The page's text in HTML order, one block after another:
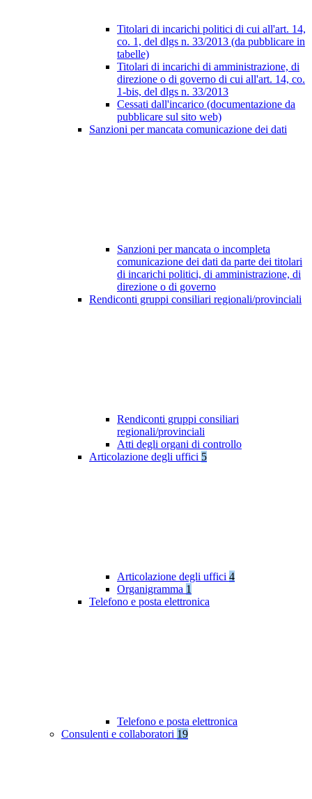
Titolari di incarichi politici di cui all'art. 14,
co. 1, del dlgs n. 33/2013 (da pubblicare in
tabelle)
Titolari di incarichi di amministrazione, di
direzione o di governo di cui all'art. 14, co.
1-bis, del dlgs n. 33/2013
Cessati dall'incarico (documentazione da
pubblicare sul sito web)
Sanzioni per mancata comunicazione dei dati
Sanzioni per mancata o incompleta
comunicazione dei dati da parte dei titolari
di incarichi politici, di amministrazione, di
direzione o di governo
Rendiconti gruppi consiliari regionali/provinciali
Rendiconti gruppi consiliari
regionali/provinciali
Atti degli organi di controllo
Articolazione degli uffici 5
Articolazione degli uffici 4
Organigramma 1
Telefono e posta elettronica
Telefono e posta elettronica
Consulenti e collaboratori 19